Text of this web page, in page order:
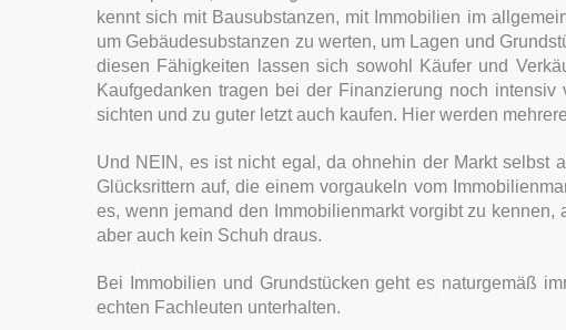
kennt sich mit Bausubstanzen, mit Immobilien im
um Gebäudesubstanzen zu werten, um Lagen und
diesen Fähigkeiten lassen sich sowohl Käufer und
Kaufgedanken tragen bei der Finanzierung noch
sichten und zu guter letzt auch kaufen. Hier werden
Und NEIN, es ist nicht egal, da ohnehin der Markt selbst
Glücksrittern auf, die einem vorgaukeln vom
es, wenn jemand den Immobilienmarkt vorgibt zu
aber auch kein Schuh draus.
Bei Immobilien und Grundstücken geht es naturgemäß
echten Fachleuten unterhalten.